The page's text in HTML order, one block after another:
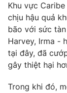
THỜI BÁO VTV
Theo dõi báo
Cơ quan chủ
Khu vực
chịu hậu quả
bão với sức
Harvey, Irma -
tại đây, đã
gây thiệt hại
Trong khi đó,